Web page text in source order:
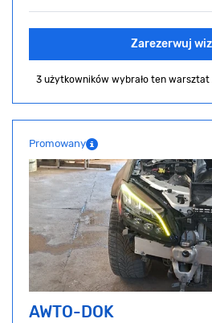
Zarezerwuj
3 użytkowników wybrało ten warsztat
Promowany
AWTO-DOK